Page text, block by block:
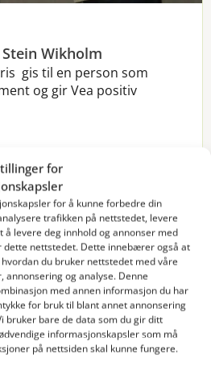
for
for å kunne forbedre din
trafikken på nettstedet, levere
levere deg innhold og annonser med
dette nettstedet. Dette innebærer også at
du bruker nettstedet med våre
og analyse. Denne
med annen informasjon du har
for bruk til blant annet annonsering
bruker bare de data som du gir ditt
informasjonskapsler som må
på nettsiden skal kunne fungere.
Wikholm
gis til en person som
og gir Vea positiv
Les mer